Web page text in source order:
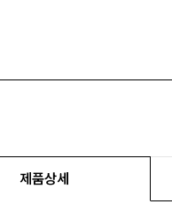
제품상세